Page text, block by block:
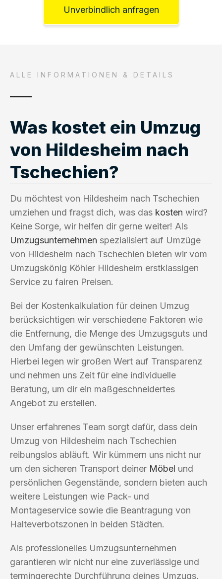
Unverbindlich anfragen
ALLE INFORMATIONEN & DETAILS
Was kostet ein Umzug
von Hildesheim nach
Tschechien?
Du möchtest von Hildesheim nach Tschechien
umziehen und fragst dich, was das kosten wird?
Keine Sorge, wir helfen dir gerne weiter! Als
Umzugsunternehmen spezialisiert auf Umzüge
von Hildesheim nach Tschechien bieten wir vom
Umzugskönig Köhler Hildesheim erstklassigen
Service zu fairen Preisen.
Bei der Kostenkalkulation für deinen Umzug
berücksichtigen wir verschiedene Faktoren wie
die Entfernung, die Menge des Umzugsguts und
den Umfang der gewünschten Leistungen.
Hierbei legen wir großen Wert auf Transparenz
und nehmen uns Zeit für eine individuelle
Beratung, um dir ein maßgeschneidertes
Angebot zu erstellen.
Unser erfahrenes Team sorgt dafür, dass dein
Umzug von Hildesheim nach Tschechien
reibungslos abläuft. Wir kümmern uns nicht nur
um den sicheren Transport deiner Möbel und
persönlichen Gegenstände, sondern bieten auch
weitere Leistungen wie Pack- und
Montageservice sowie die Beantragung von
Halteverbotszonen in beiden Städten.
Als professionelles Umzugsunternehmen
garantieren wir nicht nur eine zuverlässige und
termingerechte Durchführung deines Umzugs,